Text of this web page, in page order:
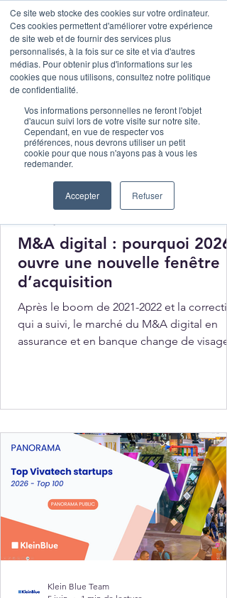
Ce site web stocke des cookies sur votre ordinateur.
Ces cookies permettent d'améliorer votre expérience
de site web et de fournir des services plus
personnalisés, à la fois sur ce site et via d'autres
médias. Pour obtenir plus d'informations sur les
cookies que nous utilisons, consultez notre politique
de confidentialité.
Vos informations personnelles ne feront l'objet
d'aucun suivi lors de votre visite sur notre site.
Cependant, en vue de respecter vos
préférences, nous devrons utiliser un petit
cookie pour que nous n'ayons pas à vous les
redemander.
Accepter Refuser
M&A digital : pourquoi 2026
ouvre une nouvelle fenêtre
d’acquisition
Après le boom de 2021-2022 et la
qui a suivi, le marché du M&A digital en
assurance et en banque change de visage.
plus matures, plus rentables, plus
s'accompagne d'une exigence nouvelle :
acquéreurs sont plus sélectifs, les
opérations plus ciblées, et la valeur ne se
Malak Lebbar
Klein Blue Team